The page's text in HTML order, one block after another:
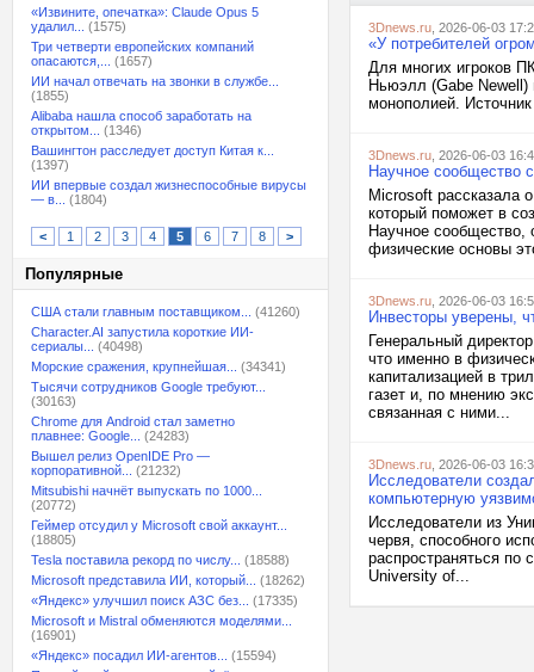
«Извините, опечатка»: Claude Opus 5
удалил...
(1575)
Три четверти европейских компаний
опасаются,...
(1657)
ИИ начал отвечать на звонки в службе...
(1855)
Alibaba нашла способ заработать на
открытом...
(1346)
Вашингтон расследует доступ Китая к...
(1397)
ИИ впервые создал жизнеспособные вирусы
— в...
(1804)
< 1 2 3 4 5 6 7 8 >
Популярные
США стали главным поставщиком...
(41260)
Character.AI запустила короткие ИИ-
сериалы...
(40498)
Морские сражения, крупнейшая...
(34341)
Тысячи сотрудников Google требуют...
(30163)
Chrome для Android стал заметно
плавнее: Google...
(24283)
Вышел релиз OpenIDE Pro —
корпоративной...
(21232)
Mitsubishi начнёт выпускать по 1000...
(20772)
Геймер отсудил у Microsoft свой аккаунт...
(18805)
Tesla поставила рекорд по числу...
(18588)
Microsoft представила ИИ, который...
(18262)
«Яндекс» улучшил поиск АЗС без...
(17335)
Microsoft и Mistral обменяются моделями...
(16901)
«Яндекс» посадил ИИ-агентов...
(15594)
3Dnews.ru , 2026-06-03
«У потребителей
Для многих игроков
Ньюэлл (Gabe Newell)
монополией.
3Dnews.ru , 2026-06-03
Научное сообщество
Microsoft рассказала
который поможет в
Научное сообщество,
физические основы
3Dnews.ru , 2026-06-03
Инвесторы уверены,
Генеральный
что именно в
капитализацией в
газет и, по мнению
связанная с ними...
3Dnews.ru , 2026-06-03
Исследователи
компьютерную
Исследователи из
червя, способного
распространяться по
University of...